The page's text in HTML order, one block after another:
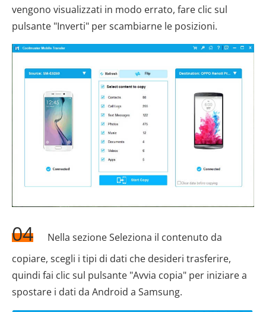
vengono visualizzati in modo errato, fare clic sul
pulsante "Inverti" per scambiarne le posizioni.
04
Nella sezione Seleziona il contenuto da
copiare, scegli i tipi di dati che desideri trasferire,
quindi fai clic sul pulsante "Avvia copia" per iniziare a
spostare i dati da Android a Samsung.